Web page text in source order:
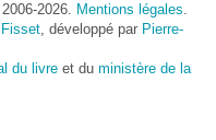
semble que cela peut
certains messages.
nouvelles plutôt
en lire !
2026. Mentions légales
, développé par Pierre-
du livre et du ministère de la